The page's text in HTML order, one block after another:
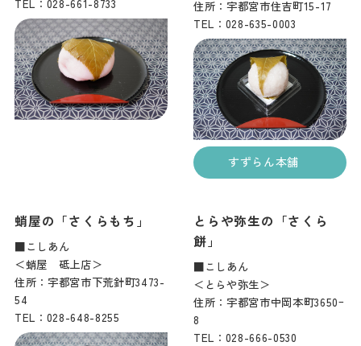
住所：宇都宮市住吉町15-17
TEL：028-635-0003
すずらん本舗
蛸屋の「さくらもち」
■こしあん
＜蛸屋 砥上店＞
住所：宇都宮市下荒針町3473-
54
TEL：028-648-8255
とらや弥生の「さくら
餅」
■こしあん
＜とらや弥生＞
住所：宇都宮市中岡本町3650ｰ
8
TEL：028-666-0530